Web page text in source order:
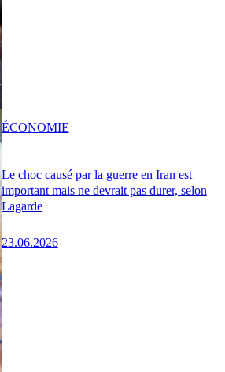
Le choc causé par la guerre en Iran est
important mais ne devrait pas durer, selon
Lagarde
23.06.2026
ÉCONOMIE